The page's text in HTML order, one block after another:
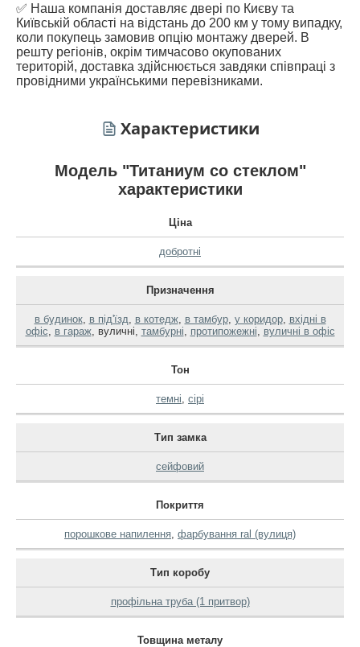
✅ Наша компанія доставляє двері по Києву та
Київській області на відстань до 200 км у тому випадку,
коли покупець замовив опцію монтажу дверей. В
решту регіонів, окрім тимчасово окупованих
територій, доставка здійснюється завдяки співпраці з
провідними українськими перевізниками.
Характеристики
Модель "Титаниум со стеклом"
характеристики
Ціна
добротні
Призначення
в будинок, в під'їзд в котедж, в тамбур, у коридор, вхідні в
офіс
в гараж, вуличні тамбурні протипожежні вуличні в офіс
Тон
темні сірі
Тип замка
сейфовий
Покриття
порошкове напилення фарбування ral (вулиця)
Тип коробу
профільна труба (1 притвор)
Товщина металу